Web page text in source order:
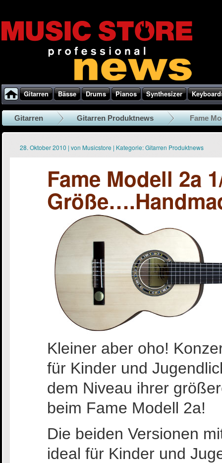
Gitarren Bässe Drums Pianos Synthesizer
Gitarren Gitarren Produktnews Fame
28. Oktober 2010 | von Musicstore | Kategorie:Gitarren Produktnews
Fame Modell 2a
Kleiner aber oho!
für Kinder und
dem Niveau ihrer
beim Fame Modell 2a!
Die beiden Versionen
ideal für Kinder und